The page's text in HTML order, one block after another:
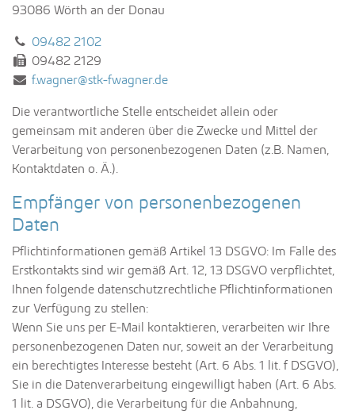
93086 Wörth an der Donau
Tel.: 09482 2102
Fax: 09482 2129
E-Mail:f.wagner@stk-fwagner.de
Die verantwortliche Stelle entscheidet allein oder
gemeinsam mit anderen über die Zwecke und Mittel der
Verarbeitung von personenbezogenen Daten (z.B. Namen,
Kontaktdaten o. Ä.).
Empfänger von personenbezogenen
Daten
Pflichtinformationen gemäß Artikel 13 DSGVO: Im Falle des
Erstkontakts sind wir gemäß Art. 12, 13 DSGVO verpflichtet,
Ihnen folgende datenschutzrechtliche Pflichtinformationen
zur Verfügung zu stellen:
Wenn Sie uns per E-Mail kontaktieren, verarbeiten wir Ihre
personenbezogenen Daten nur, soweit an der Verarbeitung
ein berechtigtes Interesse besteht (Art. 6 Abs. 1 lit. f DSGVO),
Sie in die Datenverarbeitung eingewilligt haben (Art. 6 Abs.
1 lit. a DSGVO), die Verarbeitung für die Anbahnung,